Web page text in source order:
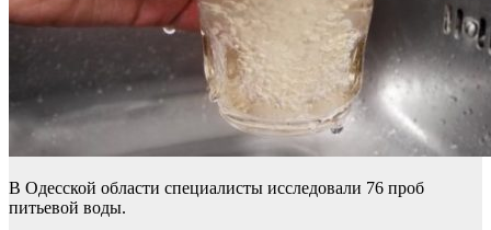
В Одесской области специалисты исследовали 76 проб
питьевой воды.